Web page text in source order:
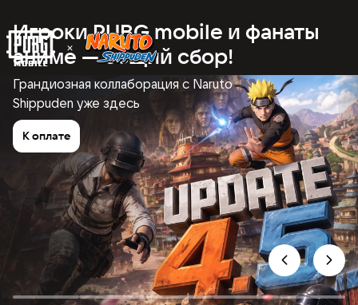
Игроки PUBG mobile и фанаты
аниме — общий сбор!
Грандиозная коллаборация с Naruto
Shippuden уже здесь
К оплате